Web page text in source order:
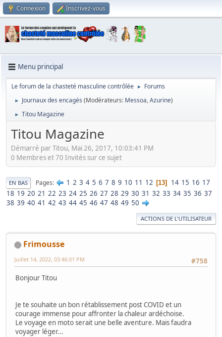
Connexion Inscrivez-vous
Menu principal
Le forum de la chasteté masculine contrôlée ► Forums
► Journaux des encagés (Modérateurs: Messoa,Azurine)
► Titou Magazine
Titou Magazine
Démarré par Titou, Mai 26, 2017, 10:03:41 PM
0 Membres et 70 Invités sur ce sujet
EN BAS Pages 1 2 3 4 5 6 7 8 9 10 11 12 13 14 15 16 17
18 19 20 21 22 23 24 25 26 27 28 29 30 31 32 33 34 35 36 37
38 39 40 41 42 43 44 45 46 47 48 49 50
ACTIONS DE L'UTILISATEUR
Frimousse
#758
Juillet 14, 2022, 03:46:01 PM
Bonjour Titou
Je te souhaite un bon rétablissement post COVID et un
courage immense pour affronter la chaleur ardéchoise.
Le voyage en moto serait une belle aventure. Mais faudra
voyager léger...